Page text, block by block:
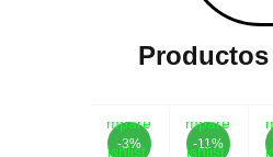
-3%
Compare
Wishlist
-11%
Compare
Wishlist